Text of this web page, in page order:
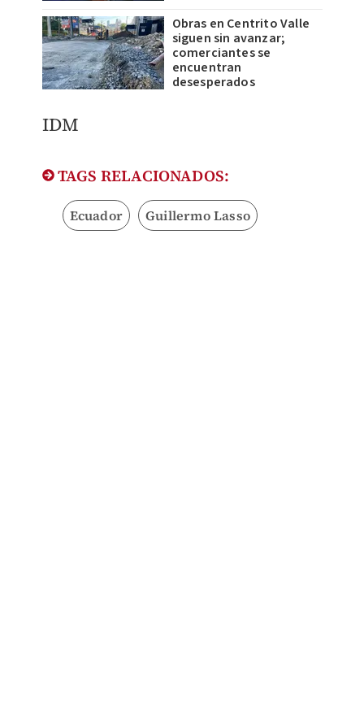
Obras en Centrito Valle
siguen sin avanzar;
comerciantes se
encuentran
desesperados
IDM
TAGS RELACIONADOS:
Ecuador Guillermo Lasso